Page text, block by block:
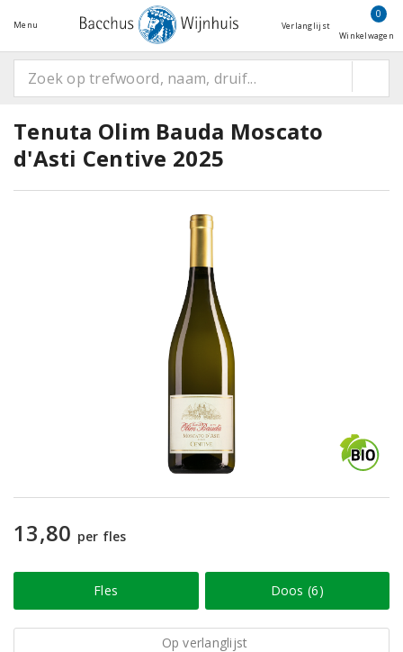
Menu Verlanglijst
0
Winkelwagen
Tenuta Olim Bauda Moscato
d'Asti Centive 2025
13,80 per fles
Fles Doos (6)
Op verlanglijst